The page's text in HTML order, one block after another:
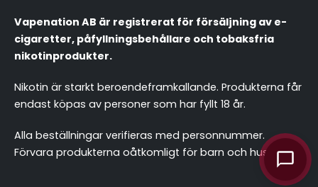
Vapenation AB är registrerat för försäljning av e-
cigaretter, påfyllningsbehållare och tobaksfria
nikotinprodukter.
Nikotin är starkt beroendeframkallande. Produkterna får
endast köpas av personer som har fyllt 18 år.
Alla beställningar verifieras med personnummer.
Förvara produkterna oåtkomligt för barn och husdjur.
chattassistent.se